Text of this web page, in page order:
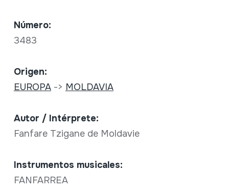
Número:
3483
Origen:
EUROPA-> MOLDAVIA
Autor / Intérprete:
Fanfare Tzigane de Moldavie
Instrumentos musicales:
FANFARREA